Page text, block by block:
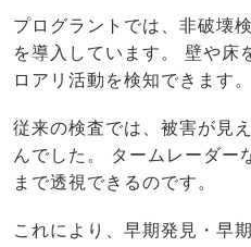
プログラントでは、非破壊
を導入しています。 壁や床
ロアリ活動を検知できます。
従来の検査では、被害が見
んでした。 タームレーダー
まで透視できるのです。
これにより、早期発見・早